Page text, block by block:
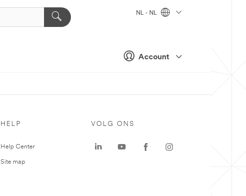
Account
NL - NL
HELP
Help Center
Site map
VOLG ONS